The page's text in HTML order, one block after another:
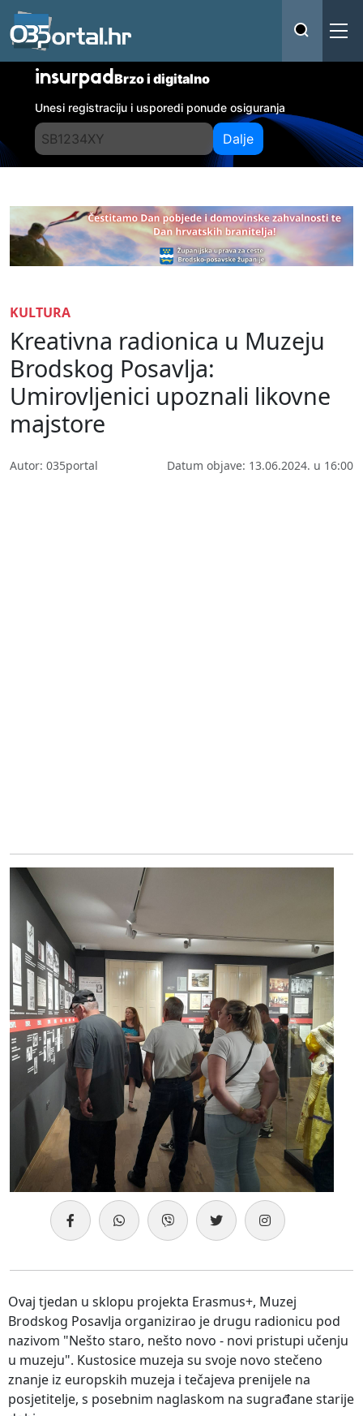
insurpadBrzo i digitalno
Unesi registraciju i usporedi ponude osiguranja
Dalje
KULTURA
Kreativna radionica u Muzeju
Brodskog Posavlja:
Umirovljenici upoznali likovne
majstore
Autor: 035portal Datum objave: 13.06.2024. u 16:00
Ovaj tjedan u sklopu projekta Erasmus+, Muzej
Brodskog Posavlja organizirao je drugu radionicu pod
nazivom "Nešto staro, nešto novo - novi pristupi učenju
u muzeju". Kustosice muzeja su svoje novo stečeno
znanje iz europskih muzeja i tečajeva prenijele na
posjetitelje, s posebnim naglaskom na sugrađane starije